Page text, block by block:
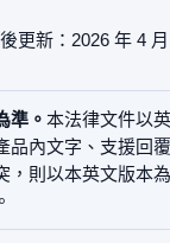
更新：2026 年 4 月
準。 本法律文件以
品內文字、支援回
，則以本英文版本